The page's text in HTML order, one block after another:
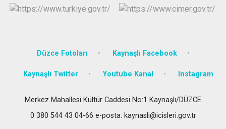
Düzce Fotoları Kaynaşlı Facebook
Kaynaşlı Twitter Youtube Kanal Instagram
Merkez Mahallesi Kültür Caddesi No:1 Kaynaşlı/DÜZCE
0 380 544 43 04-66 e-posta: kaynasli@icisleri.gov.tr